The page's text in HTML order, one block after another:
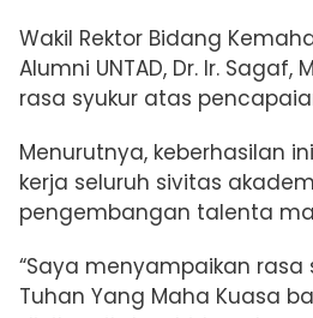
Wakil Rektor Bidang
Alumni UNTAD, Dr. Ir. Sagaf,
rasa syukur atas
Menurutnya, keberhasilan
kerja seluruh sivitas
pengembangan talenta
“Saya menyampaikan rasa
Tuhan Yang Maha Kuasa